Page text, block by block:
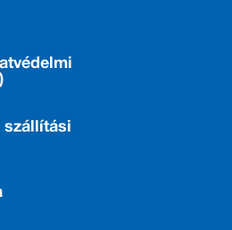
szállítási